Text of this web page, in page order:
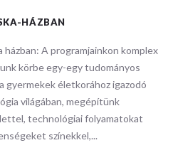
HÁZBAN
házban: ​A programjainkon komplex
körbe egy-egy tudományos
gyermekek életkorához igazodó
világában, megépítünk
technológiai folyamatokat
színekkel,...